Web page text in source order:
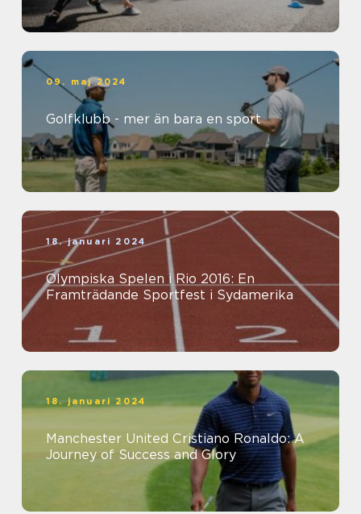
09. maj 2024
Golfklubb - mer än bara en sport
18. januari 2024
Olympiska Spelen i Rio 2016: En
Framträdande Sportfest i Sydamerika
18. januari 2024
Manchester United Cristiano Ronaldo: A
Journey of Success and Glory